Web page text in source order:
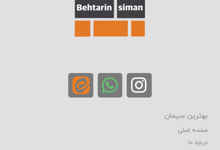
بهترین سیمان
صفحه اصلی
درباره ما